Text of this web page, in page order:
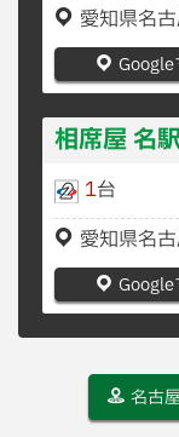
愛知県名
相席屋 名
1台
愛知県名
名古